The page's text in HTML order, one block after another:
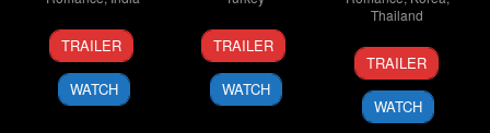
1
Mar
2024
Kiran
Rao
TRAILER
WATCH
11
Feb
2022
Emre
Kabakuşak
TRAILER
WATCH
Thailand
24
Nov
2016
Supat
Rangsipat
TRAILER
WATCH